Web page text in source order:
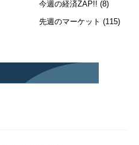
今週の経済ZAP!! (8)
先週のマーケット (115)